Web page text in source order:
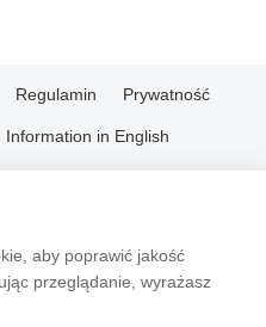
aby poprawić jakość
przeglądanie, wyrażasz
Regulamin Prywatność
Information in English